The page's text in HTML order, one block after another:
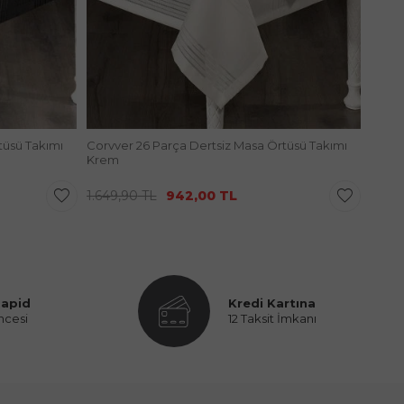
Takımı
Corvver 26 Parça Dertsiz Masa Örtüsü Takımı
Krem
1.649,90TL 942,00TL
Kredi Kartına
12 Taksit İmkanı